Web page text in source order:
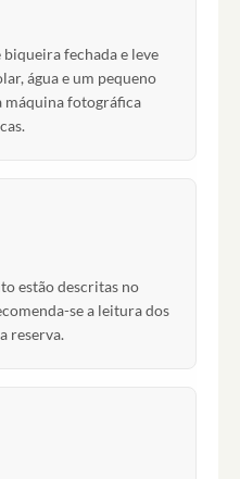
fechada e leve
água e um pequeno
máquina fotográfica
estão descritas no
se a leitura dos
reserva.